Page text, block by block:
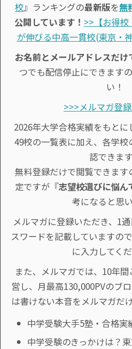
校』ランキングの最新版を無
公開しています！ >>【お得
が伸びる中高一貫校(東京・
お名前とメールアドレスだけ
つでも配信停止にできます
い！
>>>メルマガ登
2026年大学合格実績をもと
49校の一覧表に加え、各学
認できます
無料登録だけで閲覧できます
定ですが『志望校選びに悩ん
考になると思い
メルマガに登録いただき、1
スワードを記載していますの
に入力してくだ
また、メルマガでは、10年
営し、月最高130,000PVのブ
は書けない本音をメルマガだ
中学受験大手5塾・合格実
中学受験のきっかけは？